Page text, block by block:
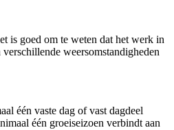
is goed om te weten dat het werk in
weersomstandigheden
één vaste dag of vast dagdeel
één groeiseizoen verbindt aan